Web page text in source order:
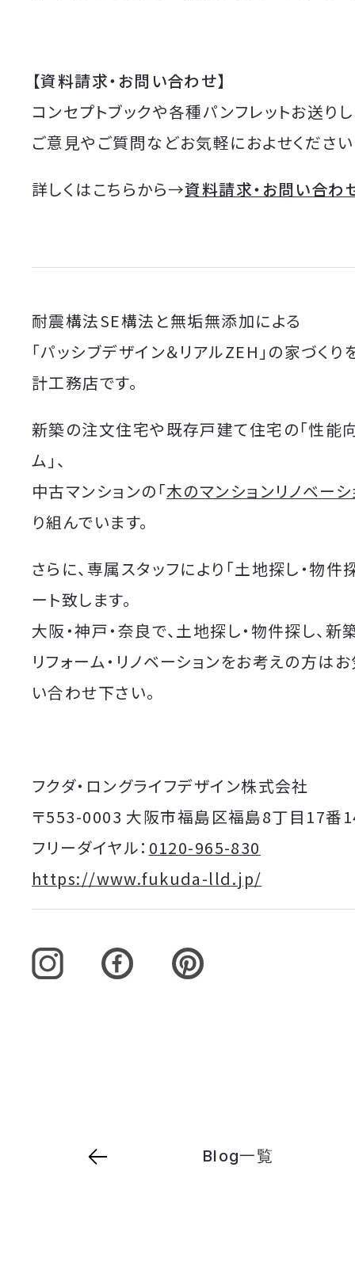
【資料請求・お問い合わせ】
コンセプトブックや各種パンフレットお送りし
ご意見やご質問などお気軽におよせください
詳しくはこちらから→資料請求・お問い合わ
耐震構法SE構法と無垢無添加による
「パッシブデザイン＆リアルZEH」の家づく
計工務店です。
新築の注文住宅や既存戸建て住宅の「性能
ム」、
中古マンションの「木のマンションリノベーシ
り組んでいます。
さらに、専属スタッフにより「土地探し・物件
ート致します。
大阪・神戸・奈良で、土地探し・物件探し、新
リフォーム・リノベーションをお考えの方は
い合わせ下さい。
フクダ・ロングライフデザイン株式会社
〒553-0003 大阪市福島区福島8丁目17番
フリーダイヤル： 0120-965-830
https://www.fukuda-lld.jp/
Blog一覧